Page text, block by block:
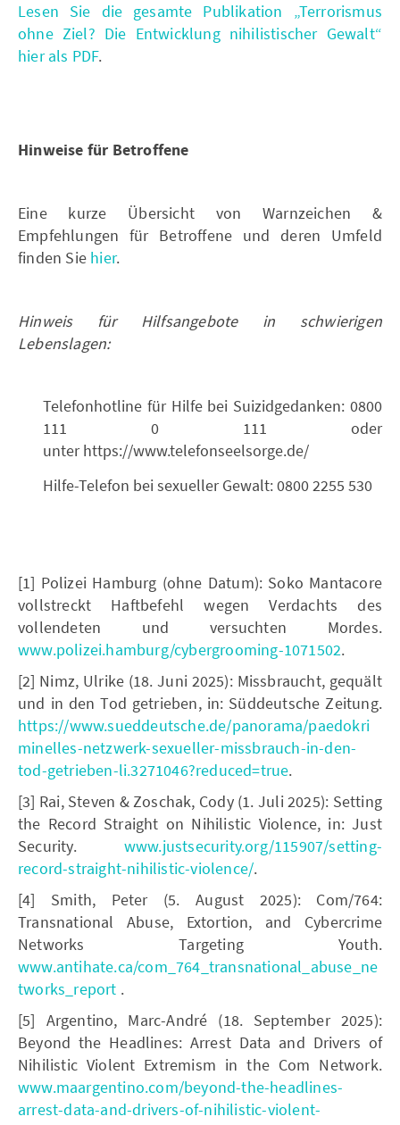
Lesen Sie die gesamte Publikation „Terrorismus
ohne Ziel? Die Entwicklung nihilistischer Gewalt“
hier als PDF.
Hinweise für Betroffene
Eine kurze Übersicht von Warnzeichen &
Empfehlungen für Betroffene und deren Umfeld
finden Sie hier.
Hinweis für Hilfsangebote in schwierigen
Lebenslagen:
Telefonhotline für Hilfe bei Suizidgedanken: 0800
111 0 111 oder
unter https://www.telefonseelsorge.de/
Hilfe-Telefon bei sexueller Gewalt: 0800 2255 530
[1] Polizei Hamburg (ohne Datum): Soko Mantacore
vollstreckt Haftbefehl wegen Verdachts des
vollendeten und versuchten Mordes.
www.polizei.hamburg/cybergrooming-1071502.
[2] Nimz, Ulrike (18. Juni 2025): Missbraucht, gequält
und in den Tod getrieben, in: Süddeutsche Zeitung.
https://www.sueddeutsche.de/panorama/paedokri
minelles-netzwerk-sexueller-missbrauch-in-den-
tod-getrieben-li.3271046?reduced=true.
[3] Rai, Steven & Zoschak, Cody (1. Juli 2025): Setting
the Record Straight on Nihilistic Violence, in: Just
Security. www.justsecurity.org/115907/setting-
record-straight-nihilistic-violence/.
[4] Smith, Peter (5. August 2025): Com/764:
Transnational Abuse, Extortion, and Cybercrime
Networks Targeting Youth.
www.antihate.ca/com_764_transnational_abuse_ne
tworks_report .
[5] Argentino, Marc-André (18. September 2025):
Beyond the Headlines: Arrest Data and Drivers of
Nihilistic Violent Extremism in the Com Network.
www.maargentino.com/beyond-the-headlines-
arrest-data-and-drivers-of-nihilistic-violent-